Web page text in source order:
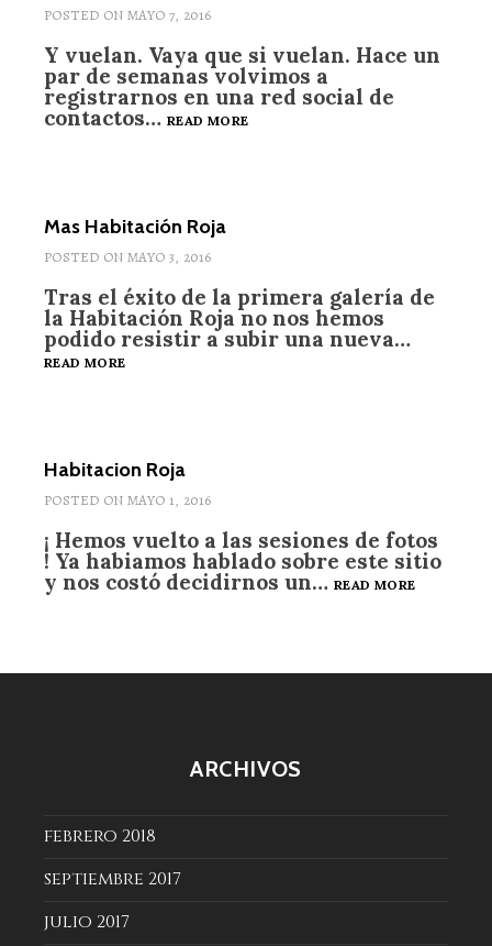
POSTED ON MAYO 7, 2016
Y vuelan. Vaya que si vuelan. Hace un
par de semanas volvimos a
registrarnos en una red social de
contactos… READ MORE
Mas Habitación Roja
POSTED ON MAYO 3, 2016
Tras el éxito de la primera galería de
la Habitación Roja no nos hemos
podido resistir a subir una nueva…
READ MORE
Habitacion Roja
POSTED ON MAYO 1, 2016
¡ Hemos vuelto a las sesiones de fotos
! Ya habiamos hablado sobre este sitio
y nos costó decidirnos un… READ MORE
ARCHIVOS
febrero 2018
septiembre 2017
julio 2017